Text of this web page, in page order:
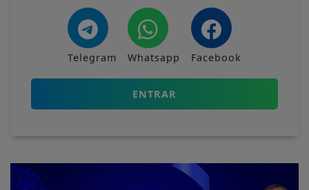
Telegram Whatsapp Facebook
ENTRAR